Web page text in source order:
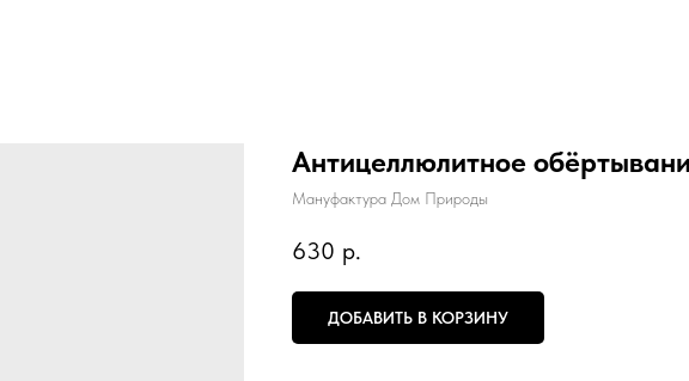
Антицеллюлитное
Мануфактура Дом Природы
630 р.
ДОБАВИТЬ В КОРЗИНУ